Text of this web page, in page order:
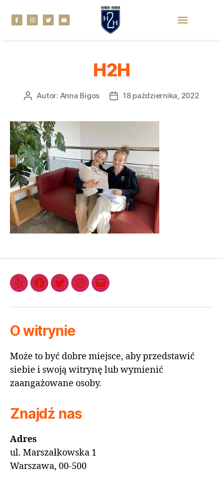
H2H
Autor: Anna Bigos 18 października, 2022
O witrynie
Może to być dobre miejsce, aby przedstawić
siebie i swoją witrynę lub wymienić
zaangażowane osoby.
Znajdź nas
Adres
ul. Marszałkowska 1
Warszawa, 00-500